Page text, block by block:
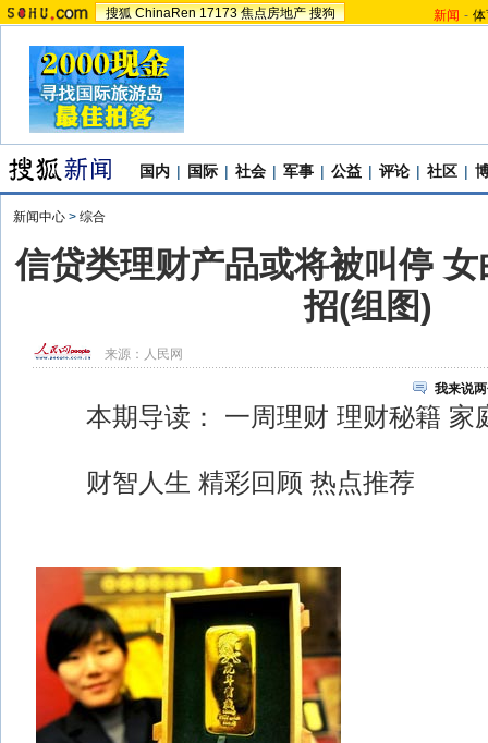
搜狐 ChinaRen 17173 焦点房地产 搜狗 新闻 -
国内 | 国际 | 社会 | 军事 | 公益 | 评论 | 社区 |
新闻中心 > 综合
信贷类理财产品或将被叫停 女
招(组图)
来源： 人民网
我来说
本期导读： 一周理财 理财秘籍 家
财智人生 精彩回顾 热点推荐